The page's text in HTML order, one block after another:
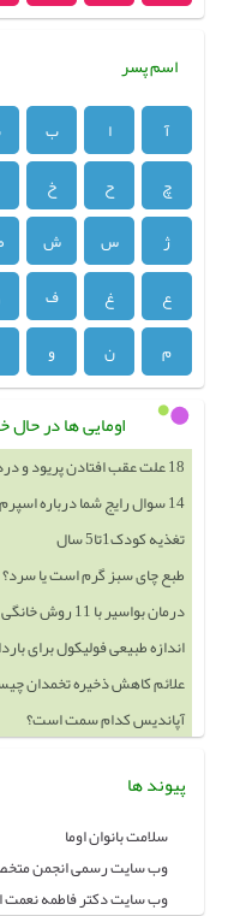
اسم پسر
آ ا ب
چ
ح خ
ژ
س ش
ع
غ ف
م
ن و
اومایی ها در
18 علت عقب افتادن پریود و درد زیر شکم
14 سوال رایج شما درباره اسپرم
تغذیه کودک1تا5 سال
طبع چای سبز گرم است یا سرد؟
درمان بواسیر با 11 روش خانگی و 15 روش طب سنتی
اندازه طبیعی فولیکول برای
علائم کاهش ذخیره تخمدان
آپاندیس کدام سمت است؟
پیوند ها
سلامت بانوان اوما
وب سایت رسمی انجمن
وب سایت دکتر فاطمه نعمت